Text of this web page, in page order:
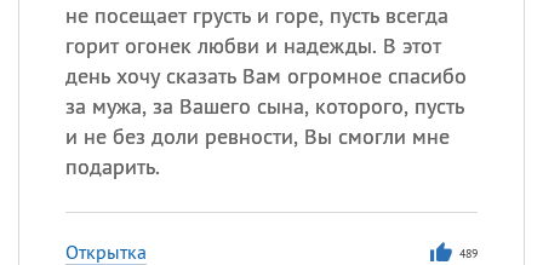
не посещает грусть и горе, пусть всегда
горит огонек любви и надежды. В этот
день хочу сказать Вам огромное спасибо
за мужа, за Вашего сына, которого, пусть
и не без доли ревности, Вы смогли мне
подарить.
Открытка 489